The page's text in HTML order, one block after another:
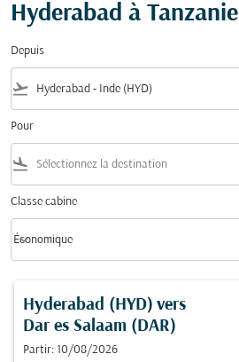
Hyderabad à Tanzanie
Depuis
flight_takeoff
Pour
flight_land
Classe cabine
Classe cabine option Économique Selected
Économique
keyboard_arrow_down
Hyderabad (HYD) vers
Dar es Salaam (DAR)
Partir: 10/08/2026